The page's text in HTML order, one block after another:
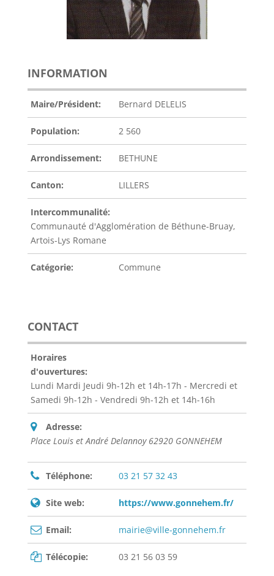
INFORMATION
Maire/Président: Bernard DELELIS
Population: 2 560
Arrondissement: BETHUNE
Canton: LILLERS
Intercommunalité:
Communauté d'Agglomération de Béthune-Bruay,
Artois-Lys Romane
Catégorie: Commune
CONTACT
Horaires
d'ouvertures:
Lundi Mardi Jeudi 9h-12h et 14h-17h - Mercredi et
Samedi 9h-12h - Vendredi 9h-12h et 14h-16h
Adresse:
Place Louis et André Delannoy 62920 GONNEHEM
Téléphone: 03 21 57 32 43
Site web: https://www.gonnehem.fr/
Email: mairie@ville-gonnehem.fr
Télécopie: 03 21 56 03 59